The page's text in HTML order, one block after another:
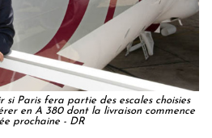
Paris fera partie des escales choisies
en A 380 dont la livraison commence
prochaine - DR